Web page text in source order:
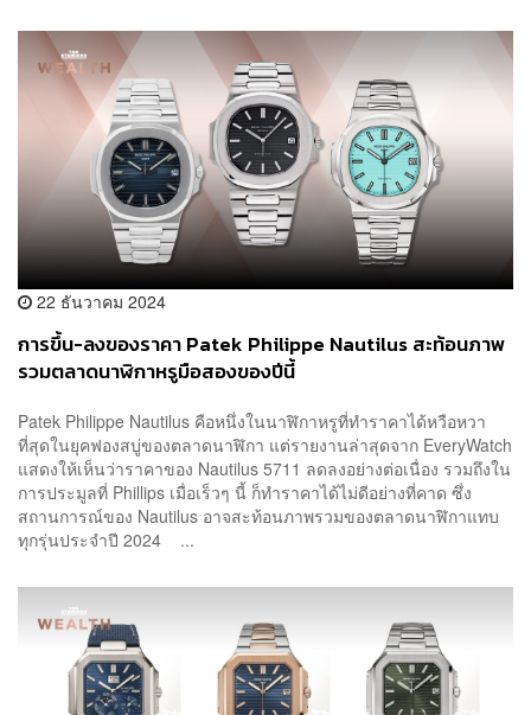
22 ธันวาคม 2024
การขึ้น-ลงของราคา Patek Philippe Nautilus สะท้อนภาพ
รวมตลาดนาฬิกาหรูมือสองของปีนี้
Patek Philippe Nautilus คือหนึ่งในนาฬิกาหรูที่ทำราคาได้หวือหวา
ที่สุดในยุคฟองสบู่ของตลาดนาฬิกา แต่รายงานล่าสุดจาก EveryWatch
แสดงให้เห็นว่าราคาของ Nautilus 5711 ลดลงอย่างต่อเนื่อง รวมถึงใน
การประมูลที่ Phillips เมื่อเร็วๆ นี้ ก็ทำราคาได้ไม่ดีอย่างที่คาด ซึ่ง
สถานการณ์ของ Nautilus อาจสะท้อนภาพรวมของตลาดนาฬิกาแทบ
ทุกรุ่นประจำปี 2024 ...